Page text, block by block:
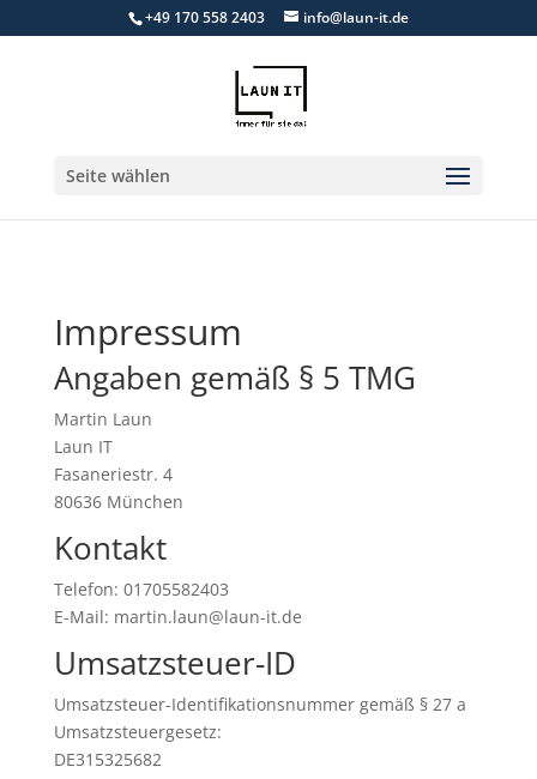
+49 170 558 2403 info@laun-it.de
Seite wählen
Impressum
Angaben gemäß § 5 TMG
Martin Laun
Laun IT
Fasaneriestr. 4
80636 München
Kontakt
Telefon: 01705582403
E-Mail: martin.laun@laun-it.de
Umsatzsteuer-ID
Umsatzsteuer-Identifikationsnummer gemäß § 27 a
Umsatzsteuergesetz:
DE315325682